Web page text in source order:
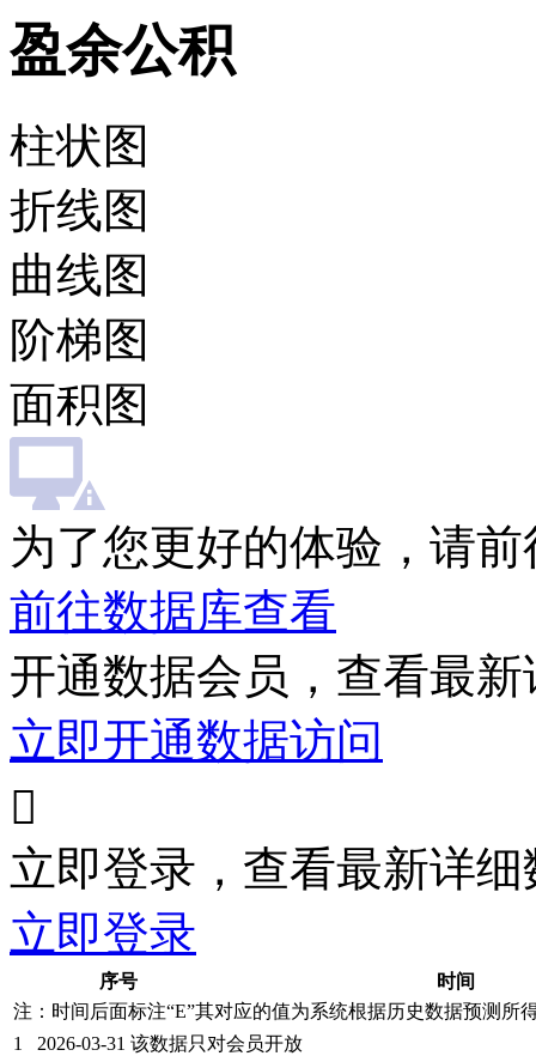
盈余公积
柱状图
折线图
曲线图
阶梯图
面积图
为了您更好的体验，请
前往数据库查看
开通数据会员，查看最
立即开通数据访问

立即登录，查看最新详细
立即登录
序号
时间
注：时间后面标注“E”其对应的值为系统根据历史数据预测所
1
2026-03-31 该数据只对会员开放